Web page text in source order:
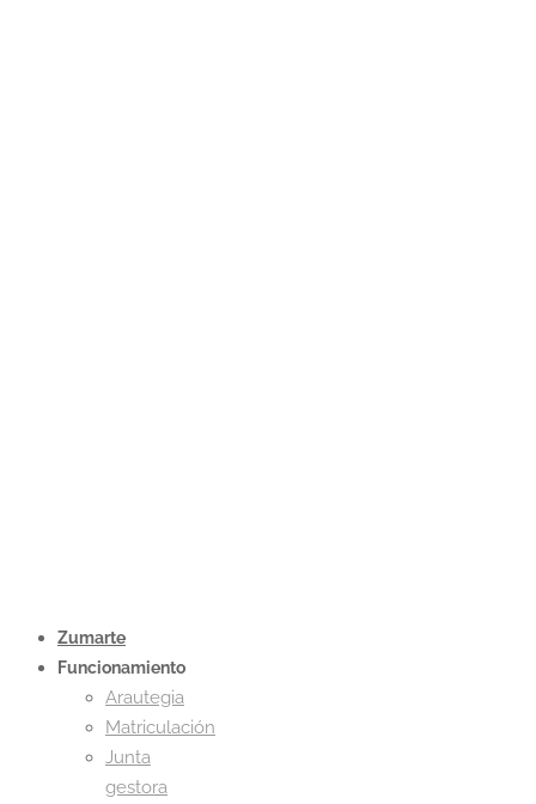
Zumarte
Funcionamiento
Arautegia
Matriculación
Junta
gestora